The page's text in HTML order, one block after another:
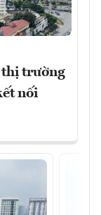
thị trường
nối